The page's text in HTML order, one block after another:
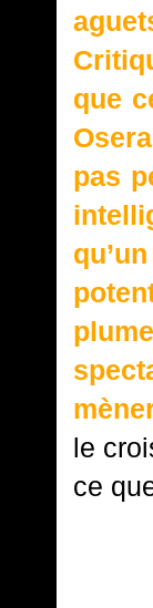
que
pas
le
ce